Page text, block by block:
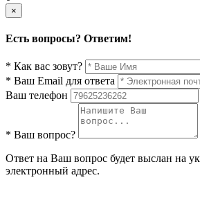
×
Есть вопросы? Ответим!
* Как вас зовут?
* Ваш Email для ответа
Ваш телефон
* Ваш вопрос?
Ответ на Ваш вопрос будет выслан на
электронный адрес.